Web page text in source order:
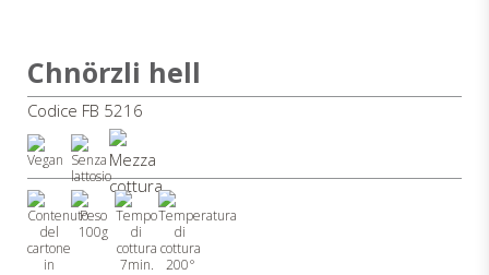
Chnörzli hell
Codice FB 5216
100g
7min.
200°